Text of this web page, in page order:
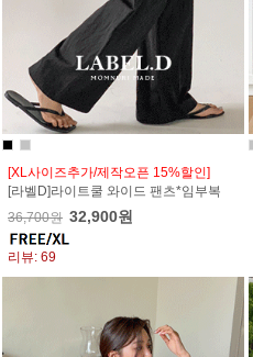
[XL사이즈추가/제작오픈 15%할인]
[라벨D]라이트쿨 와이드 팬츠*임부복
36,700원 32,900원
리뷰: 69